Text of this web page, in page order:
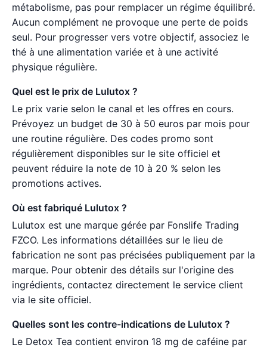
métabolisme, pas pour remplacer un régime équilibré.
Aucun complément ne provoque une perte de poids
seul. Pour progresser vers votre objectif, associez le
thé à une alimentation variée et à une activité
physique régulière.
Quel est le prix de Lulutox ?
Le prix varie selon le canal et les offres en cours.
Prévoyez un budget de 30 à 50 euros par mois pour
une routine régulière. Des codes promo sont
régulièrement disponibles sur le site officiel et
peuvent réduire la note de 10 à 20 % selon les
promotions actives.
Où est fabriqué Lulutox ?
Lulutox est une marque gérée par Fonslife Trading
FZCO. Les informations détaillées sur le lieu de
fabrication ne sont pas précisées publiquement par la
marque. Pour obtenir des détails sur l'origine des
ingrédients, contactez directement le service client
via le site officiel.
Quelles sont les contre-indications de Lulutox ?
Le Detox Tea contient environ 18 mg de caféine par